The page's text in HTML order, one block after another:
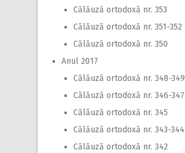
Călăuză ortodoxă nr. 353
Călăuză ortodoxă nr. 351-352
Călăuză ortodoxă nr. 350
Anul 2017
Călăuză ortodoxă nr. 348-349
Călăuză ortodoxă nr. 346-347
Călăuză ortodoxă nr. 345
Călăuză ortodoxă nr. 343-344
Călăuză ortodoxă nr. 342